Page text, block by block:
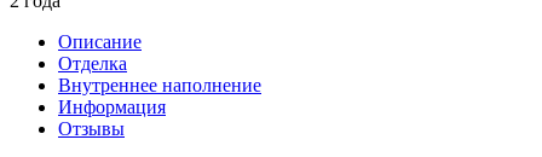
Описание
Отделка
Внутреннее наполнение
Информация
Отзывы